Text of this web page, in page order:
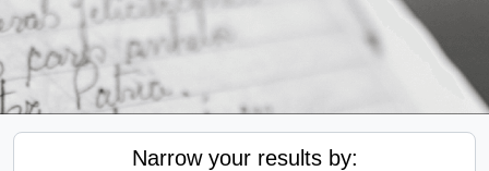
Narrow your results by: